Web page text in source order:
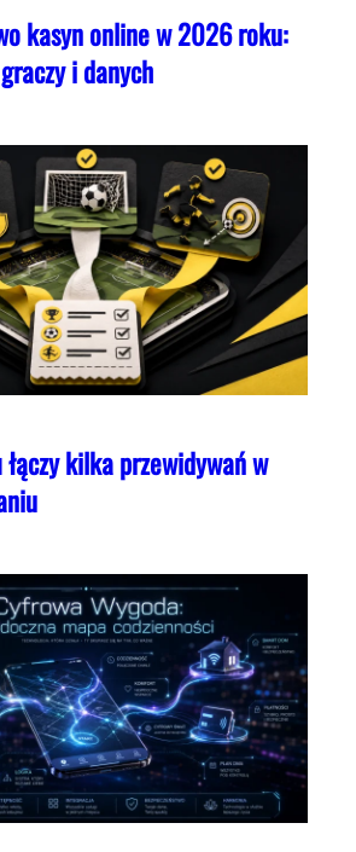
kasyn online w 2026 roku:
i danych
kilka przewidywań w